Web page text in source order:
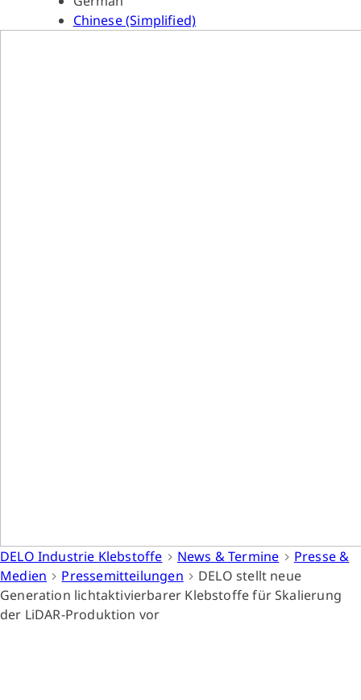
Chinese (Simplified)
DELO Industrie Klebstoffe News & Termine
Presse &
Medien
Pressemitteilungen
DELO stellt neue
Generation lichtaktivierbarer Klebstoffe für Skalierung
der LiDAR-Produktion vor